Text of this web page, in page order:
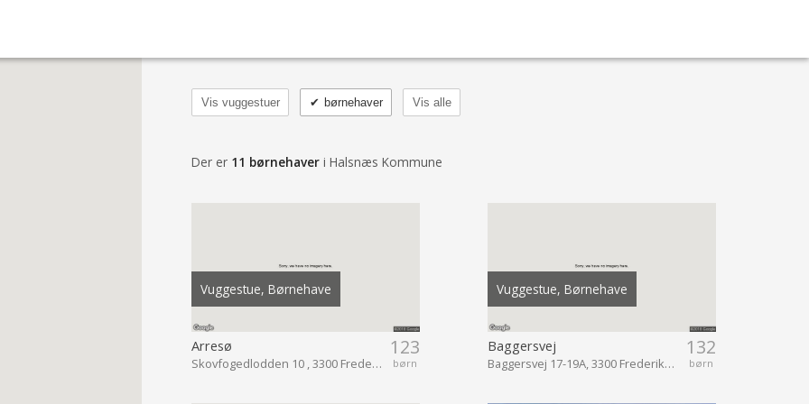
Vis vuggestuer børnehaver
✔ Vis alle
Der er 11 børnehaver i Halsnæs Kommune
Vuggestue, Børnehave
123
børn
Arresø
Skovfogedlodden 10 , 3300 Frederiksværk
Vuggestue, Børnehave
132
børn
Baggersvej
Baggersvej 17-19A, 3300 Frederiksværk